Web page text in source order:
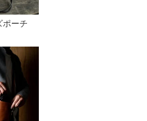
ポーチ